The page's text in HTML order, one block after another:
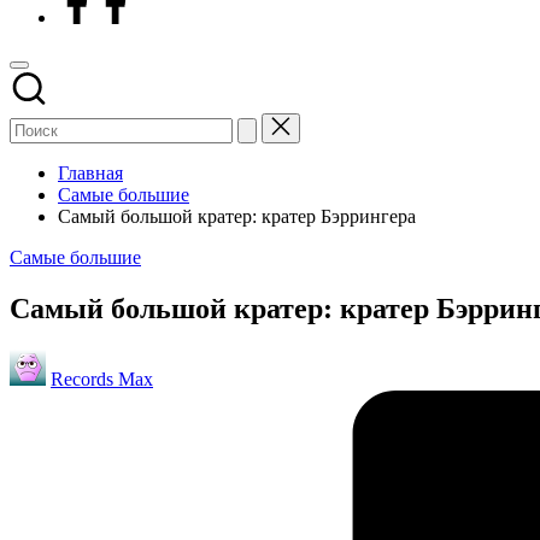
Главная
Самые большие
Самый большой кратер: кратер Бэррингера
Опубликовано
Самые большие
Самый большой кратер: кратер
Запись
от
Records Max